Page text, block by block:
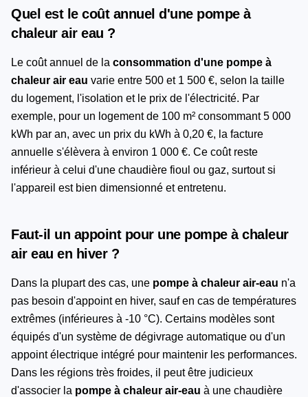
Quel est le coût annuel d'une pompe à
chaleur air eau ?
Le coût annuel de la consommation d'une pompe à
chaleur air eau varie entre 500 et 1 500 €, selon la taille
du logement, l'isolation et le prix de l'électricité. Par
exemple, pour un logement de 100 m² consommant 5 000
kWh par an, avec un prix du kWh à 0,20 €, la facture
annuelle s'élèvera à environ 1 000 €. Ce coût reste
inférieur à celui d'une chaudière fioul ou gaz, surtout si
l'appareil est bien dimensionné et entretenu.
Faut-il un appoint pour une pompe à chaleur
air eau en hiver ?
Dans la plupart des cas, une pompe à chaleur air-eau n'a
pas besoin d'appoint en hiver, sauf en cas de températures
extrêmes (inférieures à -10 °C). Certains modèles sont
équipés d'un système de dégivrage automatique ou d'un
appoint électrique intégré pour maintenir les performances.
Dans les régions très froides, il peut être judicieux
d'associer la pompe à chaleur air-eau à une chaudière